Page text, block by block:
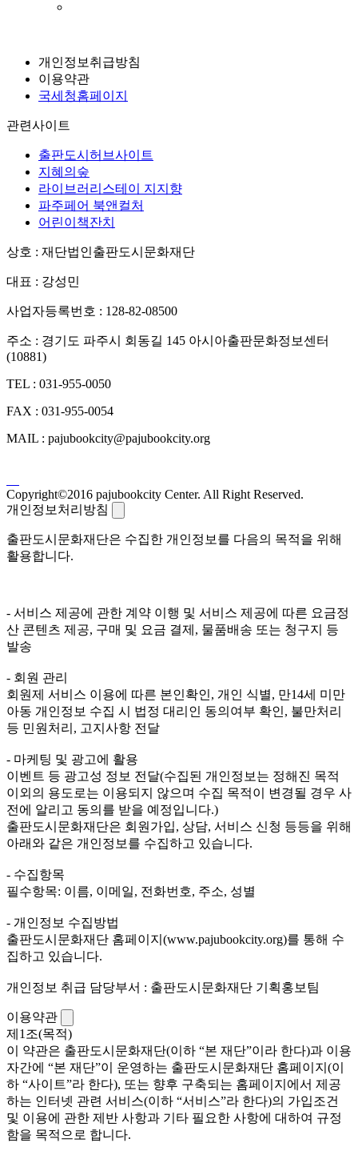
개인정보취급방침
이용약관
국세청홈페이지
관련사이트
출판도시허브사이트
지혜의숲
라이브러리스테이 지지향
파주페어 북앤컬처
어린이책잔치
상호 : 재단법인출판도시문화재단
대표 : 강성민
사업자등록번호 : 128-82-08500
주소 : 경기도 파주시 회동길 145 아시아출판문화정보센터
(10881)
TEL : 031-955-0050
FAX : 031-955-0054
MAIL : pajubookcity@pajubookcity.org
Copyright©2016 pajubookcity Center. All Right Reserved.
개인정보처리방침
출판도시문화재단은 수집한 개인정보를 다음의 목적을 위해
활용합니다.
- 서비스 제공에 관한 계약 이행 및 서비스 제공에 따른 요금정
산 콘텐츠 제공, 구매 및 요금 결제, 물품배송 또는 청구지 등
발송
- 회원 관리
회원제 서비스 이용에 따른 본인확인, 개인 식별, 만14세 미만
아동 개인정보 수집 시 법정 대리인 동의여부 확인, 불만처리
등 민원처리, 고지사항 전달
- 마케팅 및 광고에 활용
이벤트 등 광고성 정보 전달(수집된 개인정보는 정해진 목적
이외의 용도로는 이용되지 않으며 수집 목적이 변경될 경우 사
전에 알리고 동의를 받을 예정입니다.)
출판도시문화재단은 회원가입, 상담, 서비스 신청 등등을 위해
아래와 같은 개인정보를 수집하고 있습니다.
- 수집항목
필수항목: 이름, 이메일, 전화번호, 주소, 성별
- 개인정보 수집방법
출판도시문화재단 홈페이지(www.pajubookcity.org)를 통해 수
집하고 있습니다.
개인정보 취급 담당부서 : 출판도시문화재단 기획홍보팀
이용약관
제1조(목적)
이 약관은 출판도시문화재단(이하 “본 재단”이라 한다)과 이용
자간에 “본 재단”이 운영하는 출판도시문화재단 홈페이지(이
하 “사이트”라 한다), 또는 향후 구축되는 홈페이지에서 제공
하는 인터넷 관련 서비스(이하 “서비스”라 한다)의 가입조건
및 이용에 관한 제반 사항과 기타 필요한 사항에 대하여 규정
함을 목적으로 합니다.